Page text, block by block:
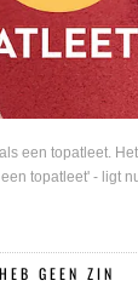
een topatleet.
topatleet' - ligt
GEEN ZIN